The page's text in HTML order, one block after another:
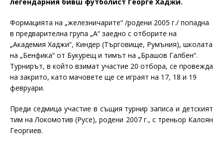
Формацията на „железничарите“ /родени 2005 г./ попадна
в предварителна група „А“ заедно с отборите на
„Академия Хаджи“, Киндер (Търговище, Румъния), школата
на „Бенфика“ от Букурещ и тимът на „Брашов Галбен“.
Турнирът, в който взимат участие 20 отбора, се провежда
на закрито, като мачовете ще се играят на 17, 18 и 19
февруари.
Преди седмица участие в същия турнир записа и детският
тим на Локомотив (Русе), родени 2007 г., с треньор Калоян
Георгиев.